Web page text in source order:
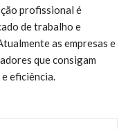
profissional é
de trabalho e
as empresas e
que consigam
eficiência.